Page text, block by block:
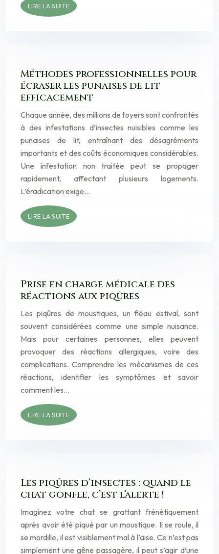
LIRE LA SUITE
Méthodes professionnelles pour
écraser les punaises de lit
efficacement
Chaque année, des millions de foyers sont confrontés
à des infestations d’insectes nuisibles comme les
punaises de lit, entraînant des désagréments
importants et des coûts économiques considérables.
Une infestation non traitée peut se propager
rapidement, affectant plusieurs logements.
L’éradication exige…
LIRE LA SUITE
Prise en charge médicale des
réactions aux piqûres
Les piqûres de moustiques, un fléau estival, sont
souvent considérées comme une simple nuisance.
Mais pour certaines personnes, elles peuvent
provoquer des réactions allergiques, voire des
complications. Comprendre les mécanismes de ces
réactions, identifier les symptômes et savoir
comment les…
LIRE LA SUITE
Les piqûres d’insectes : quand le
chat gonfle, c’est l’alerte !
Imaginez votre chat se grattant frénétiquement
après avoir été piqué par un moustique. Il se roule, il
se mordille, il est visiblement mal à l’aise. Ce n’est pas
simplement une gêne passagère, il peut s’agir d’une